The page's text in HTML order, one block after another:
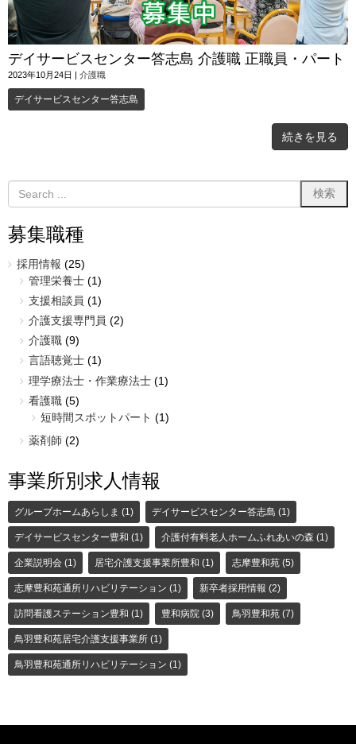
デイサービスセンター答志島 介護職 正職員・パート
2023年10月24日 | 介護職
デイサービスセンター答志島
続きを見る
募集職種
採用情報 (25)
管理栄養士 (1)
支援相談員 (1)
介護支援専門員 (2)
介護職 (9)
言語聴覚士 (1)
理学療法士・作業療法士 (1)
看護職 (5)
短時間スポットパート (1)
薬剤師 (2)
事業所別求人情報
グループホームあらしま (1) デイサービスセンター答志島 (1)
デイサービスセンター豊和 (1) 介護付有料老人ホームふれあいの森 (1)
企業説明会 (1) 居宅介護支援事業所豊和 (1) 志摩豊和苑 (5)
志摩豊和苑通所リハビリテーション (1) 新卒者採用情報 (2)
訪問看護ステーション豊和 (1) 豊和病院 (3) 鳥羽豊和苑 (7)
鳥羽豊和苑居宅介護支援事業所 (1)
鳥羽豊和苑通所リハビリテーション (1)